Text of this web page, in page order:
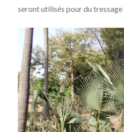
seront utilisés pour du tressage